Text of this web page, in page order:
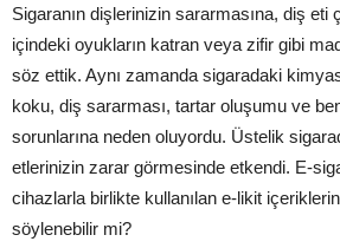
Sigaranın dişlerinizin sararmasına, diş eti
içindeki oyukların katran veya zifir gibi
söz ettik. Aynı zamanda sigaradaki
koku, diş sararması, tartar oluşumu ve
sorunlarına neden oluyordu. Üstelik
etlerinizin zarar görmesinde etkendi. E-
cihazlarla birlikte kullanılan e-likit
söylenebilir mi?